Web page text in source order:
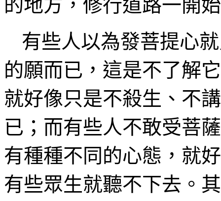
的地方，修行道路一開
有些人以為發菩提心
的願而已，這是不了解
就好像只是不殺生、不
已；而有些人不敢受菩
有種種不同的心態，就
有些眾生就聽不下去。